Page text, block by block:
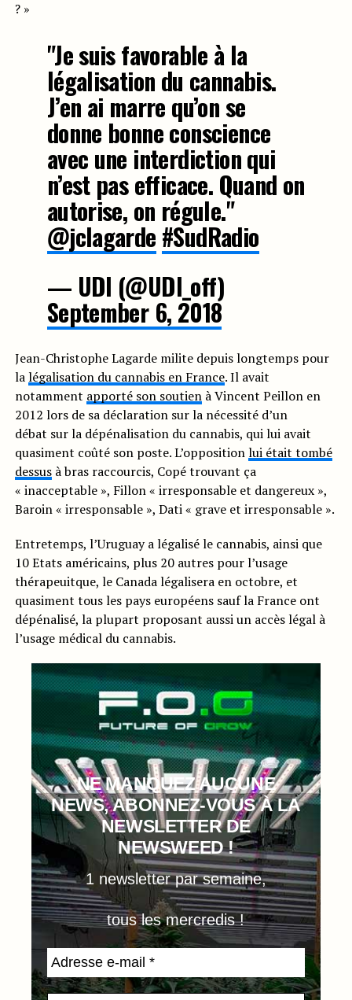
? »
"Je suis favorable à la
légalisation du cannabis.
J’en ai marre qu’on se
donne bonne conscience
avec une interdiction qui
n’est pas efficace. Quand on
autorise, on régule."
@jclagarde #SudRadio
— UDI (@UDI_off)
September 6, 2018
Jean-Christophe Lagarde milite depuis longtemps pour
lalégalisation du cannabis en France. Il avait
notamment apporté son soutienà Vincent Peillon en
2012 lors de sa déclaration sur la nécessité d’un
débat sur la dépénalisation du cannabis, qui lui avait
quasiment coûté son poste. L’oppositionlui était tombé
dessusà bras raccourcis, Copé trouvant ça
« inacceptable », Fillon « irresponsable et dangereux »,
Baroin « irresponsable », Dati « grave et irresponsable ».
Entretemps, l’Uruguay a légalisé le cannabis, ainsi que
10 Etats américains, plus 20 autres pour l’usage
thérapeuitque, le Canada légalisera en octobre, et
quasiment tous les pays européens sauf la France ont
dépénalisé, la plupart proposant aussi un accès légal à
l’usage médical du cannabis.
NE MANQUEZ AUCUNE
NEWS, ABONNEZ-VOUS À LA
NEWSLETTER DE
NEWSWEED !
1 newsletter par semaine,
tous les mercredis !